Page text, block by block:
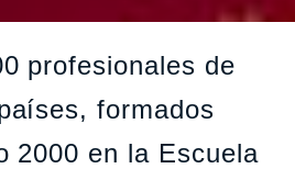
profesionales de
formados
2000 en la Escuela